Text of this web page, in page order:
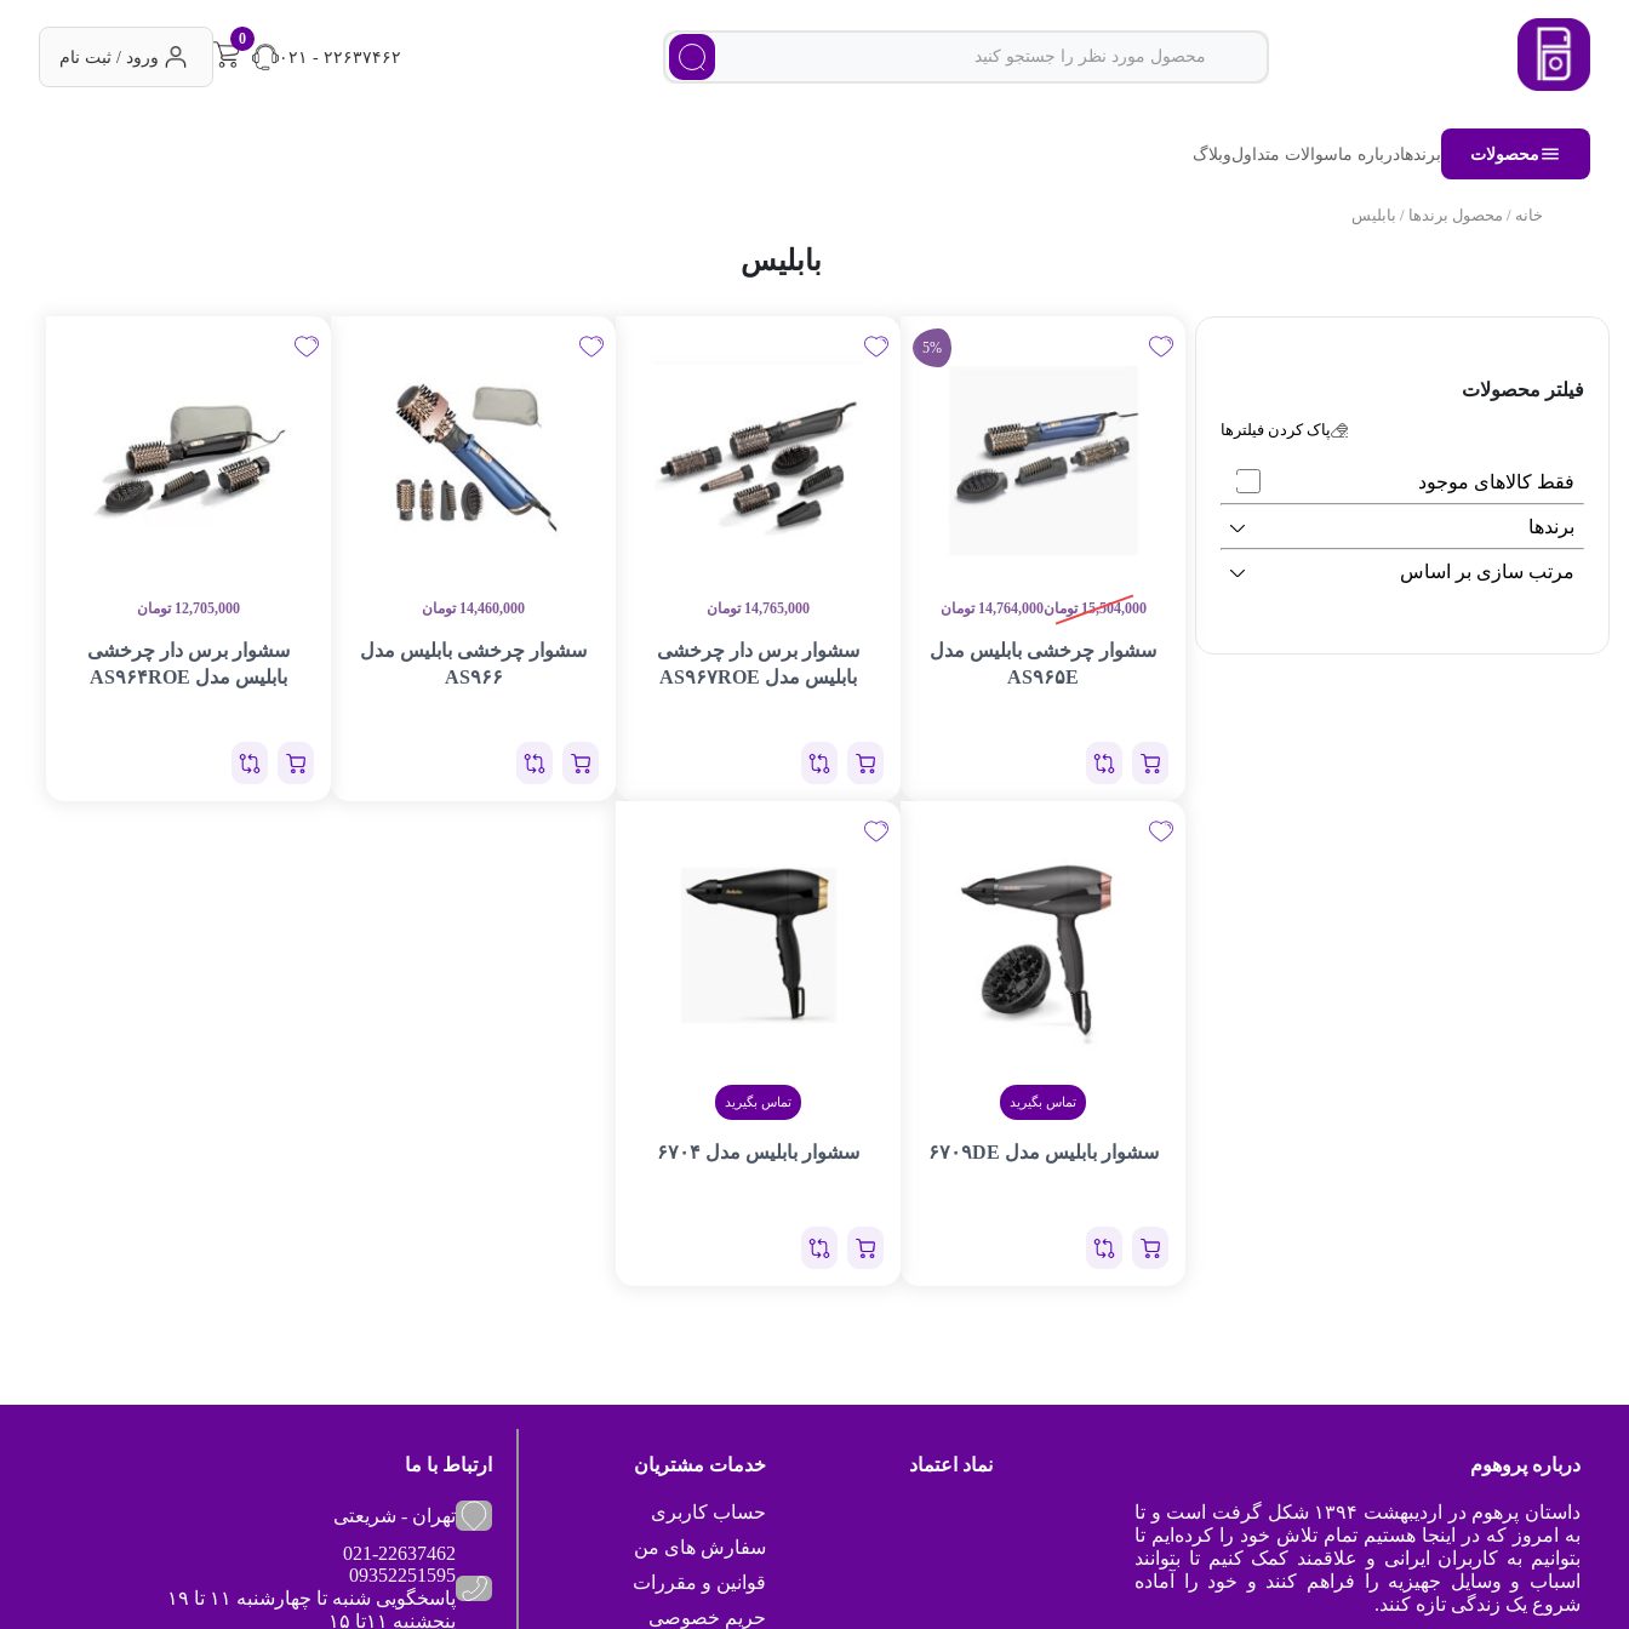
۰۲۱ - ۲۲۶۳۷۴۶۲
0
ورود / ثبت نام
محصولات برندهادرباره ماسوالات متداولوبلاگ
خانه / محصول برندها / بابلیس
بابلیس
5%
15,504,000 تومان14,764,000 تومان
سشوار چرخشی بابلیس مدل
AS۹۶۵E
14,765,000 تومان
سشوار برس دار چرخشی
بابلیس مدل AS۹۶۷ROE
14,460,000 تومان
سشوار چرخشی بابلیس مدل
AS۹۶۶
12,705,000 تومان
سشوار برس دار چرخشی
بابلیس مدل AS۹۶۴ROE
تماس بگیرید
سشوار بابلیس مدل ۶۷۰۹DE
تماس بگیرید
سشوار بابلیس مدل ۶۷۰۴
فیلتر محصولات
پاک کردن فیلترها
فقط کالاهای موجود
برندها
مرتب سازی بر اساس
درباره پروهوم
داستان پرهوم در اردیبهشت ۱۳۹۴ شکل گرفت است و تا
به امروز که در اینجا هستیم تمام تلاش خود را کرده‌ایم تا
بتوانیم به کاربران ایرانی و علاقمند کمک کنیم تا بتوانند
اسباب و وسایل جهیزیه را فراهم کنند و خود را آماده
شروع یک زندگی تازه کنند.
نماد اعتماد خدمات مشتریان
حساب کاربری
سفارش های من
قوانین و مقررات
حریم خصوصی
ارتباط با ما
تهران - شریعتی
021-22637462
09352251595
پاسخگویی شنبه تا چهارشنبه ۱۱ تا ۱۹
پنجشنبه ۱۱تا ۱۵